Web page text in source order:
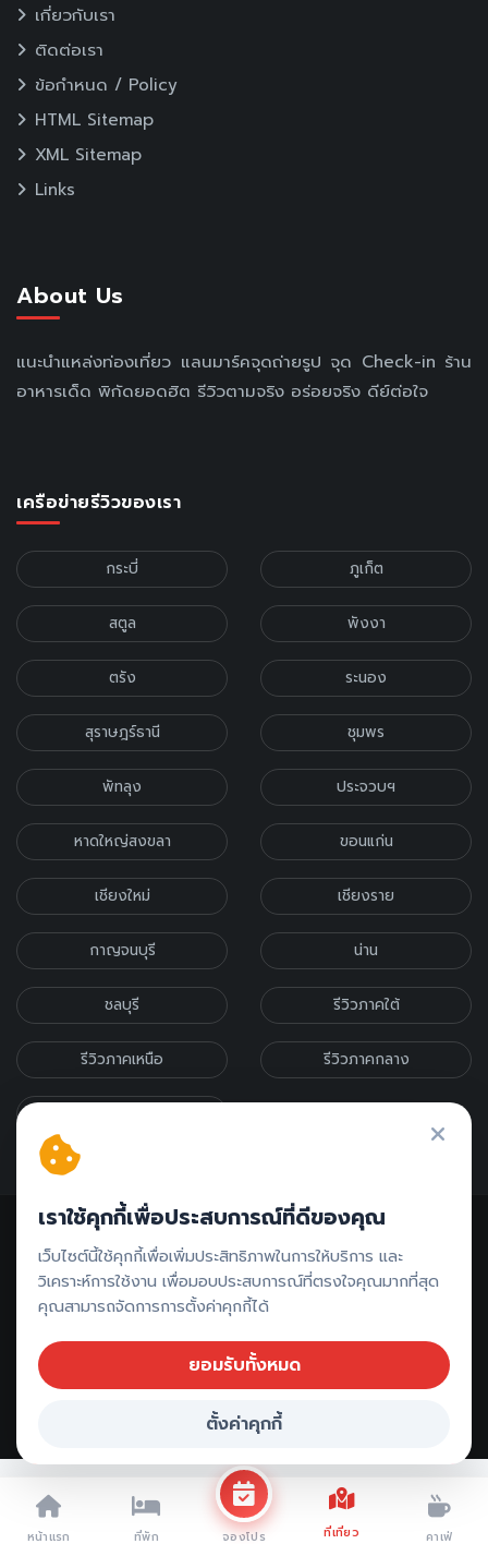
เกี่ยวกับเรา
ติดต่อเรา
ข้อกำหนด / Policy
HTML Sitemap
XML Sitemap
Links
About Us
แนะนำแหล่งท่องเที่ยว แลนมาร์คจุดถ่ายรูป จุด Check-in ร้าน
อาหารเด็ด พิกัดยอดฮิต รีวิวตามจริง อร่อยจริง ดีย์ต่อใจ
เครือข่ายรีวิวของเรา
กระบี่ ภูเก็ต
สตูล พังงา
ตรัง ระนอง
สุราษฎร์ธานี ชุมพร
พัทลุง ประจวบฯ
หาดใหญ่สงขลา ขอนแก่น
เชียงใหม่ เชียงราย
กาญจนบุรี น่าน
ชลบุรี รีวิวภาคใต้
รีวิวภาคเหนือ รีวิวภาคกลาง
ติดต่อรีวิว // ลงโฆษณา
2026 All rights reserved |
เราใช้คุกกี้เพื่อประสบการณ์ที่ดีของคุณ
เว็บไซต์นี้ใช้คุกกี้เพื่อเพิ่มประสิทธิภาพในการให้บริการ และ
วิเคราะห์การใช้งาน เพื่อมอบประสบการณ์ที่ตรงใจคุณมากที่สุด
คุณสามารถจัดการการตั้งค่าคุกกี้ได้
ยอมรับทั้งหมด
ตั้งค่าคุกกี้
จองที่พัก ประจวบคีรีขันธ์
หน้าแรก ที่พัก จองโปร ที่เที่ยว คาเฟ่